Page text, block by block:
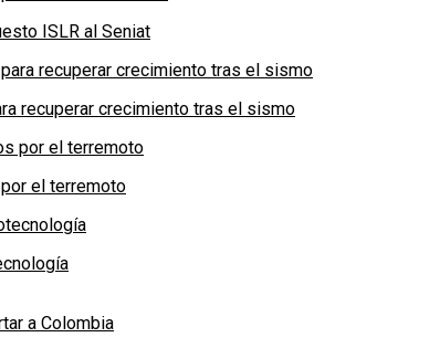
ISLR al Seniat
recuperar crecimiento tras el sismo
el terremoto